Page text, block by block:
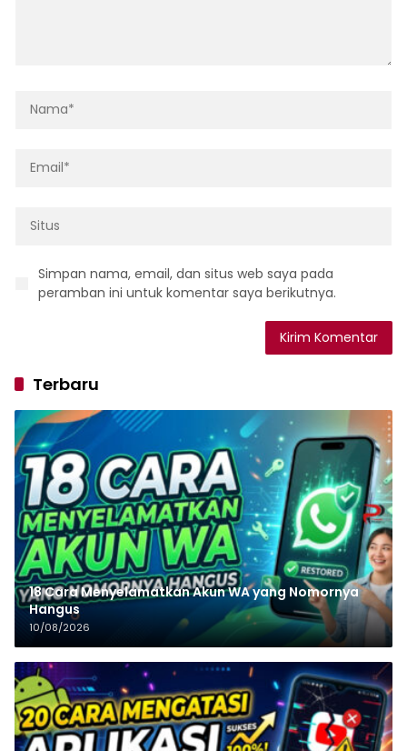
Simpan nama, email, dan situs web saya pada
peramban ini untuk komentar saya berikutnya.
Terbaru
18 Cara Menyelamatkan Akun WA yang Nomornya
Hangus
10/08/2026